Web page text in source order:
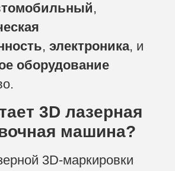
,
, электроника, и
оборудование
3D лазерная
машина?
3D-маркировки